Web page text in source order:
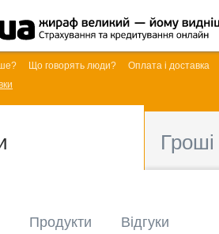
Що говорять люди?
Оплата і доставка
Гроші
Продукти Відгуки